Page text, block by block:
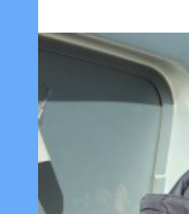
проект